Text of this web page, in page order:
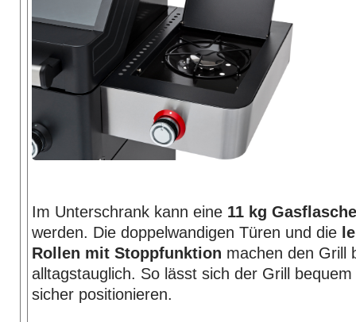
Im Unterschrank kann eine 11 kg Gasflasche
werden. Die doppelwandigen Türen und die
Rollen mit Stoppfunktion machen den Grill
alltagstauglich. So lässt sich der Grill
sicher positionieren.